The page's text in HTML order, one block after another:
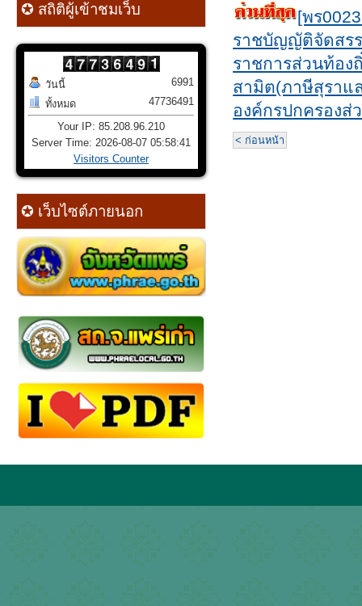
✪ สถิติผู้เข้าชมเว็บ
วันนี้
ทั้งหมด
6991
47736491
Your IP: 85.208.96.210
Server Time: 2026-08-07 05:58:41
Visitors Counter
✪ เว็บไซต์ภายนอก
[พร
ราชบัญญัติจัดสรร
ราชการส่วนท้อง
สามิต(ภาษีสุราแ
องค์กรปกครองส่
< ก่อนหน้า